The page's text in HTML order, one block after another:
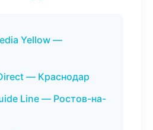
Yellow —
— Краснодар
Line — Ростов-на-